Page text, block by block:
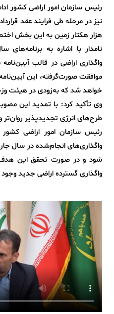
هزار هکتار زمین به این بخش
نامدار با اشاره به برنامه‌های
واگذاری اراضی در قالب
موافقت صورت‌گرفته، این
خواهد شد که به‌زودی در هیئت
وی تأکید کرد: با تمدید این
طرح‌های انرژی تجدیدپذیر روان‌تر
رئیس سازمان امور اراضی کشور
واگذاری‌های انجام‌شده در سال
شود و در صورت تحقق این
واگذاری گسترده اراضی جدید